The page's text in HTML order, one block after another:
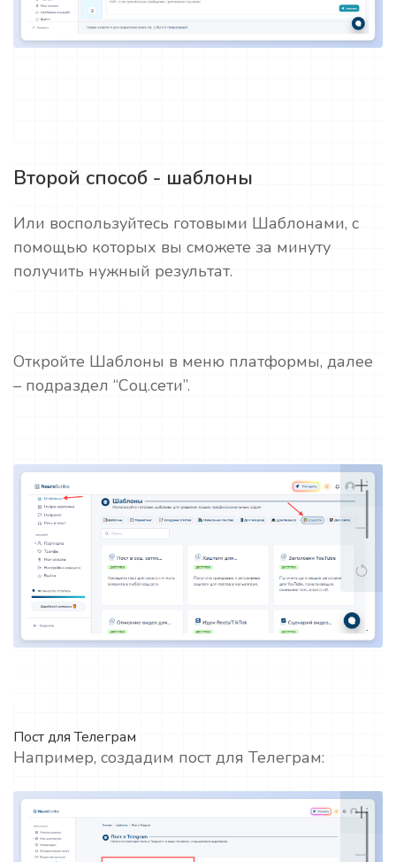
Второй способ - шаблоны
Или воспользуйтесь готовыми Шаблонами, с
помощью которых вы сможете за минуту
получить нужный результат.
Откройте Шаблоны в меню платформы, далее
– подраздел “Соц.сети”.
Пост для Телеграм
Например, создадим пост для Телеграм: